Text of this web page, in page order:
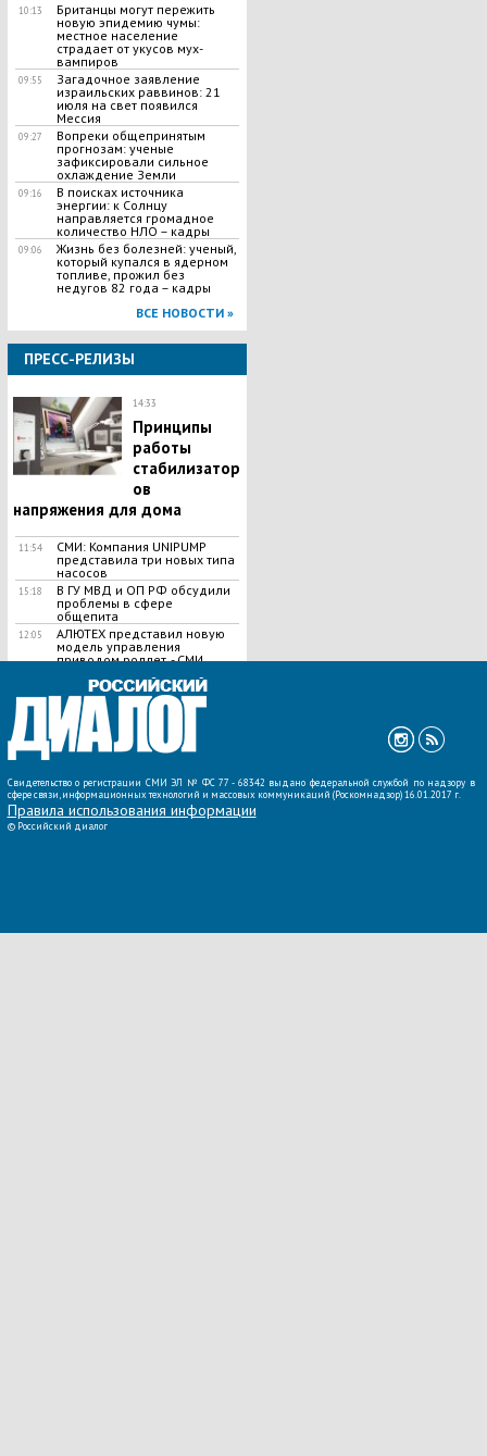
10:13
Британцы могут пережить
новую эпидемию чумы:
местное население
страдает от укусов мух-
вампиров
09:55
Загадочное заявление
израильских раввинов: 21
июля на свет появился
Мессия
09:27
Вопреки общепринятым
прогнозам: ученые
зафиксировали сильное
охлаждение Земли
09:16
В поисках источника
энергии: к Солнцу
направляется громадное
количество НЛО – кадры
09:06
Жизнь без болезней: ученый,
который купался в ядерном
топливе, прожил без
недугов 82 года – кадры
ВСЕ НОВОСТИ »
ПРЕСС-РЕЛИЗЫ
14:33
Принципы
работы
стабилизатор
ов
напряжения для дома
11:54
СМИ: Компания UNIPUMP
представила три новых типа
насосов
15:18
В ГУ МВД и ОП РФ обсудили
проблемы в сфере
общепита
12:05
АЛЮТЕХ представил новую
модель управления
приводом роллет, - СМИ
ВСЕ НОВОСТИ »
Свидетельство о регистрации СМИ ЭЛ № ФС 77 - 68342 выдано федеральной службой по надзору в
сфере связи, информационных технологий и массовых коммуникаций (Роскомнадзор) 16.01.2017 г.
Правила использования информации
© Российский диалог